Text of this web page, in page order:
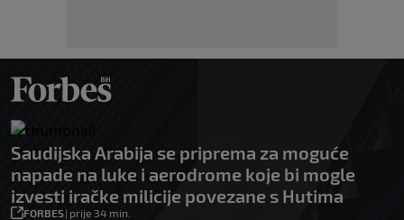
Saudijska Arabija se priprema za moguće
napade na luke i aerodrome koje bi mogle
izvesti iračke milicije povezane s Hutima
FORBES| prije 34 min.